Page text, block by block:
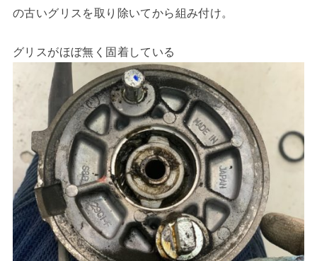
の古いグリスを取り除いてから組み付け。
グリスがほぼ無く固着している